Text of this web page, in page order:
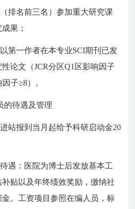
排名前三名）参加重大研究课
果；
第一作者在本专业SCI期刊已发
论文（JCR分区Q1区影响因子
子≥8）。
的待遇及管理
站报到当月起给予科研启动金20
遇：医院为博士后发放基本工
贴以及年终绩效奖励，缴纳社
。工资项目参照在编人员，标